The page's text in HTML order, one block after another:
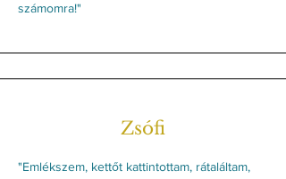
számomra!"
Zsófi
"Emlékszem, kettőt kattintottam, rátaláltam,